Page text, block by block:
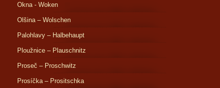
Okna - Woken
Olšina – Wolschen
Palohlavy – Halbehaupt
Ploužnice – Plauschnitz
Proseč – Proschwitz
Prosíčka – Prositschka